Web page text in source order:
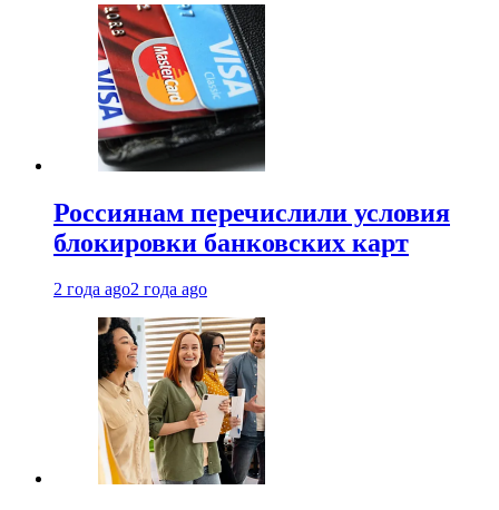
Россиянам перечислили условия
блокировки банковских карт
2 года ago2 года ago